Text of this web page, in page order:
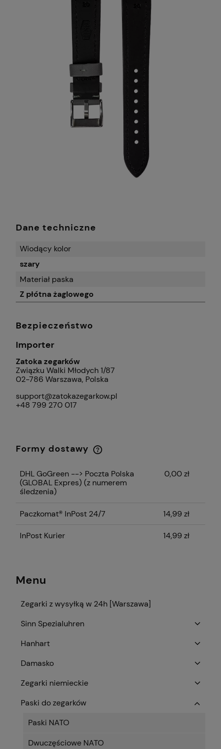
Dane techniczne
Wiodący kolor
szary
Materiał paska
Z płótna żaglowego
Bezpieczeństwo
Importer
Zatoka zegarków
Związku Walki Młodych 1/87
02-786 Warszawa, Polska
support@zatokazegarkow.pl
+48 799 270 017
Formy dostawy
Cena nie zawiera ewentualnych kosztów
DHL GoGreen --> Poczta Polska
(GLOBAL Expres) (z numerem
śledzenia)
0,00 zł
Paczkomat® InPost 24/7 14,99 zł
InPost Kurier 14,99 zł
Menu
Zegarki z wysyłką w 24h [Warszawa]
Sinn Spezialuhren
Hanhart
Damasko
Zegarki niemieckie
Paski do zegarków
Paski NATO
Dwuczęściowe NATO